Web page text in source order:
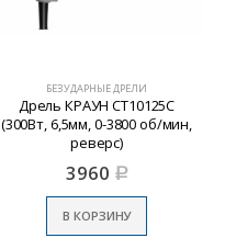
БЕЗУДАРНЫЕ ДРЕЛИ
Дрель КРАУН СТ10125С
(300Вт, 6,5мм, 0-3800 об/мин,
реверс)
3960 Р
В КОРЗИНУ